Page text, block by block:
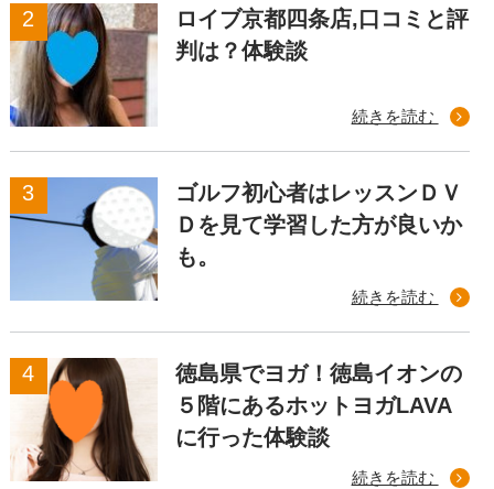
ロイブ京都四条店,口コミと評
判は？体験談
続きを読む
ゴルフ初心者はレッスンＤＶ
Ｄを見て学習した方が良いか
も。
続きを読む
徳島県でヨガ！徳島イオンの
５階にあるホットヨガLAVA
に行った体験談
続きを読む